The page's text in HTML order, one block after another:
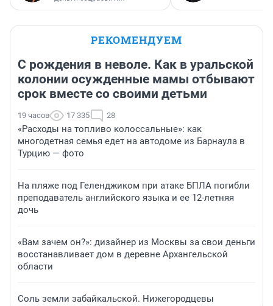
РЕКОМЕНДУЕМ
С рождения в неволе. Как в уральской
колонии осужденные мамы отбывают
срок вместе со своими детьми
19 часов 17 335 28
«Расходы на топливо колоссальные»: как
многодетная семья едет на автодоме из Барнаула в
Турцию — фото
На пляже под Геленджиком при атаке БПЛА погибли
преподаватель английского языка и ее 12-летняя
дочь
«Вам зачем он?»: дизайнер из Москвы за свои деньги
восстанавливает дом в деревне Архангельской
области
Соль земли забайкальской. Нижегородцевы